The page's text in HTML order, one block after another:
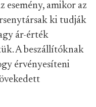
esemény, amikor az
ki tudják
ár-érték
A beszállítóknak
érvényesíteni